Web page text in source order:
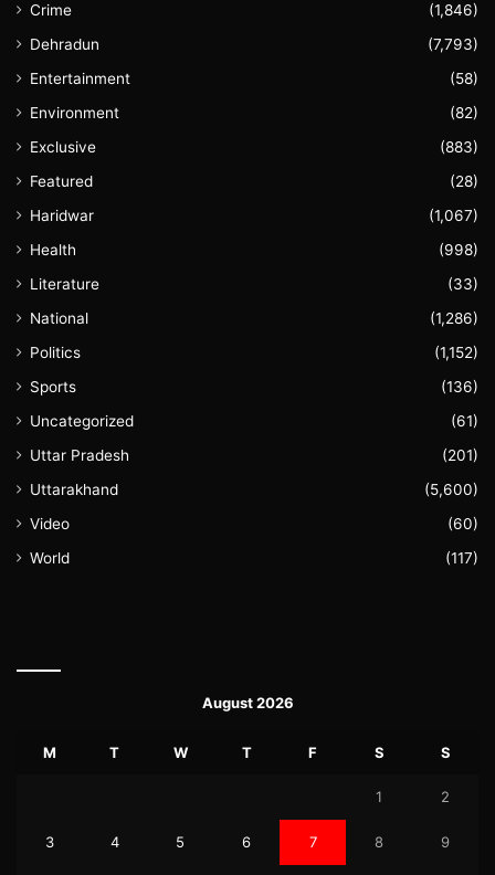
Crime
(1,846)
Dehradun
(7,793)
Entertainment
(58)
Environment
(82)
Exclusive
(883)
Featured
(28)
Haridwar
(1,067)
Health
(998)
Literature
(33)
National
(1,286)
Politics
(1,152)
Sports
(136)
Uncategorized
(61)
Uttar Pradesh
(201)
Uttarakhand
(5,600)
Video
(60)
World
(117)
August 2026
M T W T F S S
1 2
3 4 5 6 7 8 9